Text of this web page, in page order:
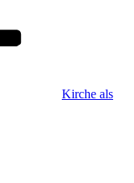
Kirche als